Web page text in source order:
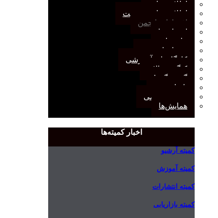
اطلاعیه‌ها
اطلاعیه‌های عضویت
افتخارات انجمن
انتصاب‌ها
بیانیه‌ها
رویدادهای مهم
کارگاه‌های آموزشی
کنگره سالانه
گفت‌وگوها
یادداشت
مجمع عمومی
همایش‌ها
اخبار کمیته‌ها
کمیته آرشیو
کمیته آموزش
کمیته انتشارات
کمیته بازاریابی